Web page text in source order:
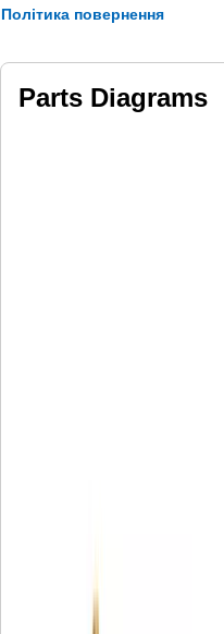
Політика повернення
Parts Diagrams